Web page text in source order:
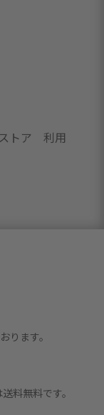
トア 利用
ります。
料無料です。